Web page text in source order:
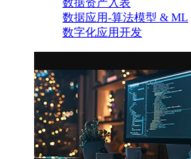
数据资产入表
数据应用-算法模型 & ML
数字化应用开发